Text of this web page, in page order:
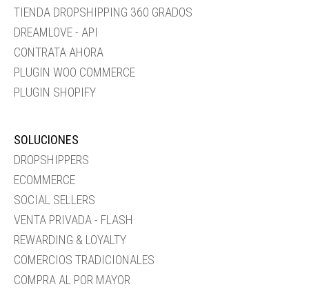
TIENDA DROPSHIPPING 360 GRADOS
DREAMLOVE - API
CONTRATA AHORA
PLUGIN WOO COMMERCE
PLUGIN SHOPIFY
SOLUCIONES
DROPSHIPPERS
ECOMMERCE
SOCIAL SELLERS
VENTA PRIVADA - FLASH
REWARDING & LOYALTY
COMERCIOS TRADICIONALES
COMPRA AL POR MAYOR